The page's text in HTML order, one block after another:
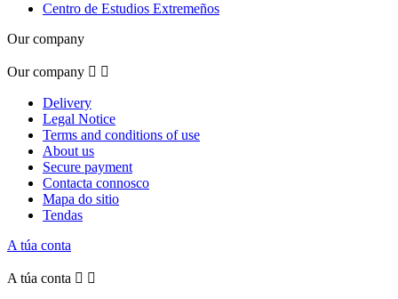
Centro de Estudios Extremeños
Our company
Our company  
Delivery
Legal Notice
Terms and conditions of use
About us
Secure payment
Contacta connosco
Mapa do sitio
Tendas
A túa conta
A túa conta  